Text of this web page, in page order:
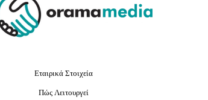
Εταιρικά Στοιχεία
Πώς Λειτουργεί